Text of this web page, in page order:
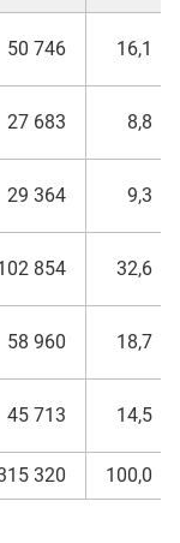
50 746 16,1
27 683 8,8
29 364 9,3
854 32,6
58 960 18,7
45 713 14,5
320 100,0